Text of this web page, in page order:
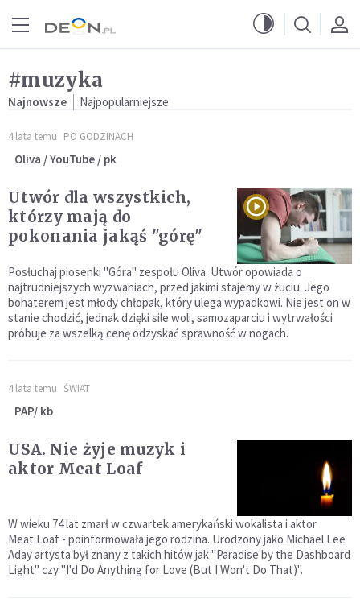
#muzyka
Najnowsze Najpopularniejsze
4 lata temu PO GODZINACH
Oliva / YouTube / pk
Utwór dla wszystkich,
którzy mają do
pokonania jakąś "górę"
Posłuchaj piosenki "Góra" zespołu Oliva. Utwór opowiada o
najtrudniejszych wyzwaniach, przed jakimi stajemy w żuciu. Jego
bohaterem jest młody chłopak, który ulega wypadkowi. Nie jest on w
stanie chodzić, jednak dzięki sile woli, samozaparciu i wytrwałości
próbuje za wszelką cenę odzyskać sprawność w nogach.
4 lata temu ŚWIAT
PAP/ kb
USA. Nie żyje muzyk i
aktor Meat Loaf
W wieku 74 lat zmarł w czwartek amerykański wokalista i aktor
Meat Loaf - poinformowała jego rodzina. Urodzony jako Michael Lee
Aday artysta był znany z takich hitów jak "Paradise by the Dashboard
Light" czy "I'd Do Anything for Love (But I Won't Do That)".